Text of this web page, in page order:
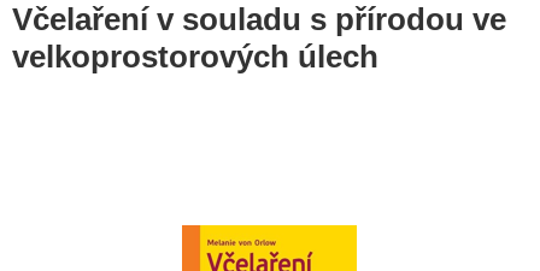
Včelaření v souladu s přírodou ve
velkoprostorových úlech